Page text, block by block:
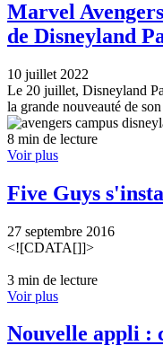
Marvel
de Disneyland
10 juillet 2022
Le 20 juillet, Disneyland
la grande nouveauté de
8 min de lecture
Voir plus
Five Guys
27 septembre 2016
<![CDATA[]]>
3 min de lecture
Voir plus
Nouvelle appli :